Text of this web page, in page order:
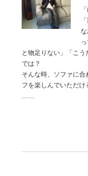
と物足りない」「こ
では？
そんな時、ソファに合
フを楽しんでいただけ
……